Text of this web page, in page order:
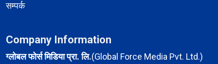
सम्पर्क
Company Information
ग्लोबल फोर्स मिडिया प्रा. लि.(Global Force Media Pvt. Ltd.)